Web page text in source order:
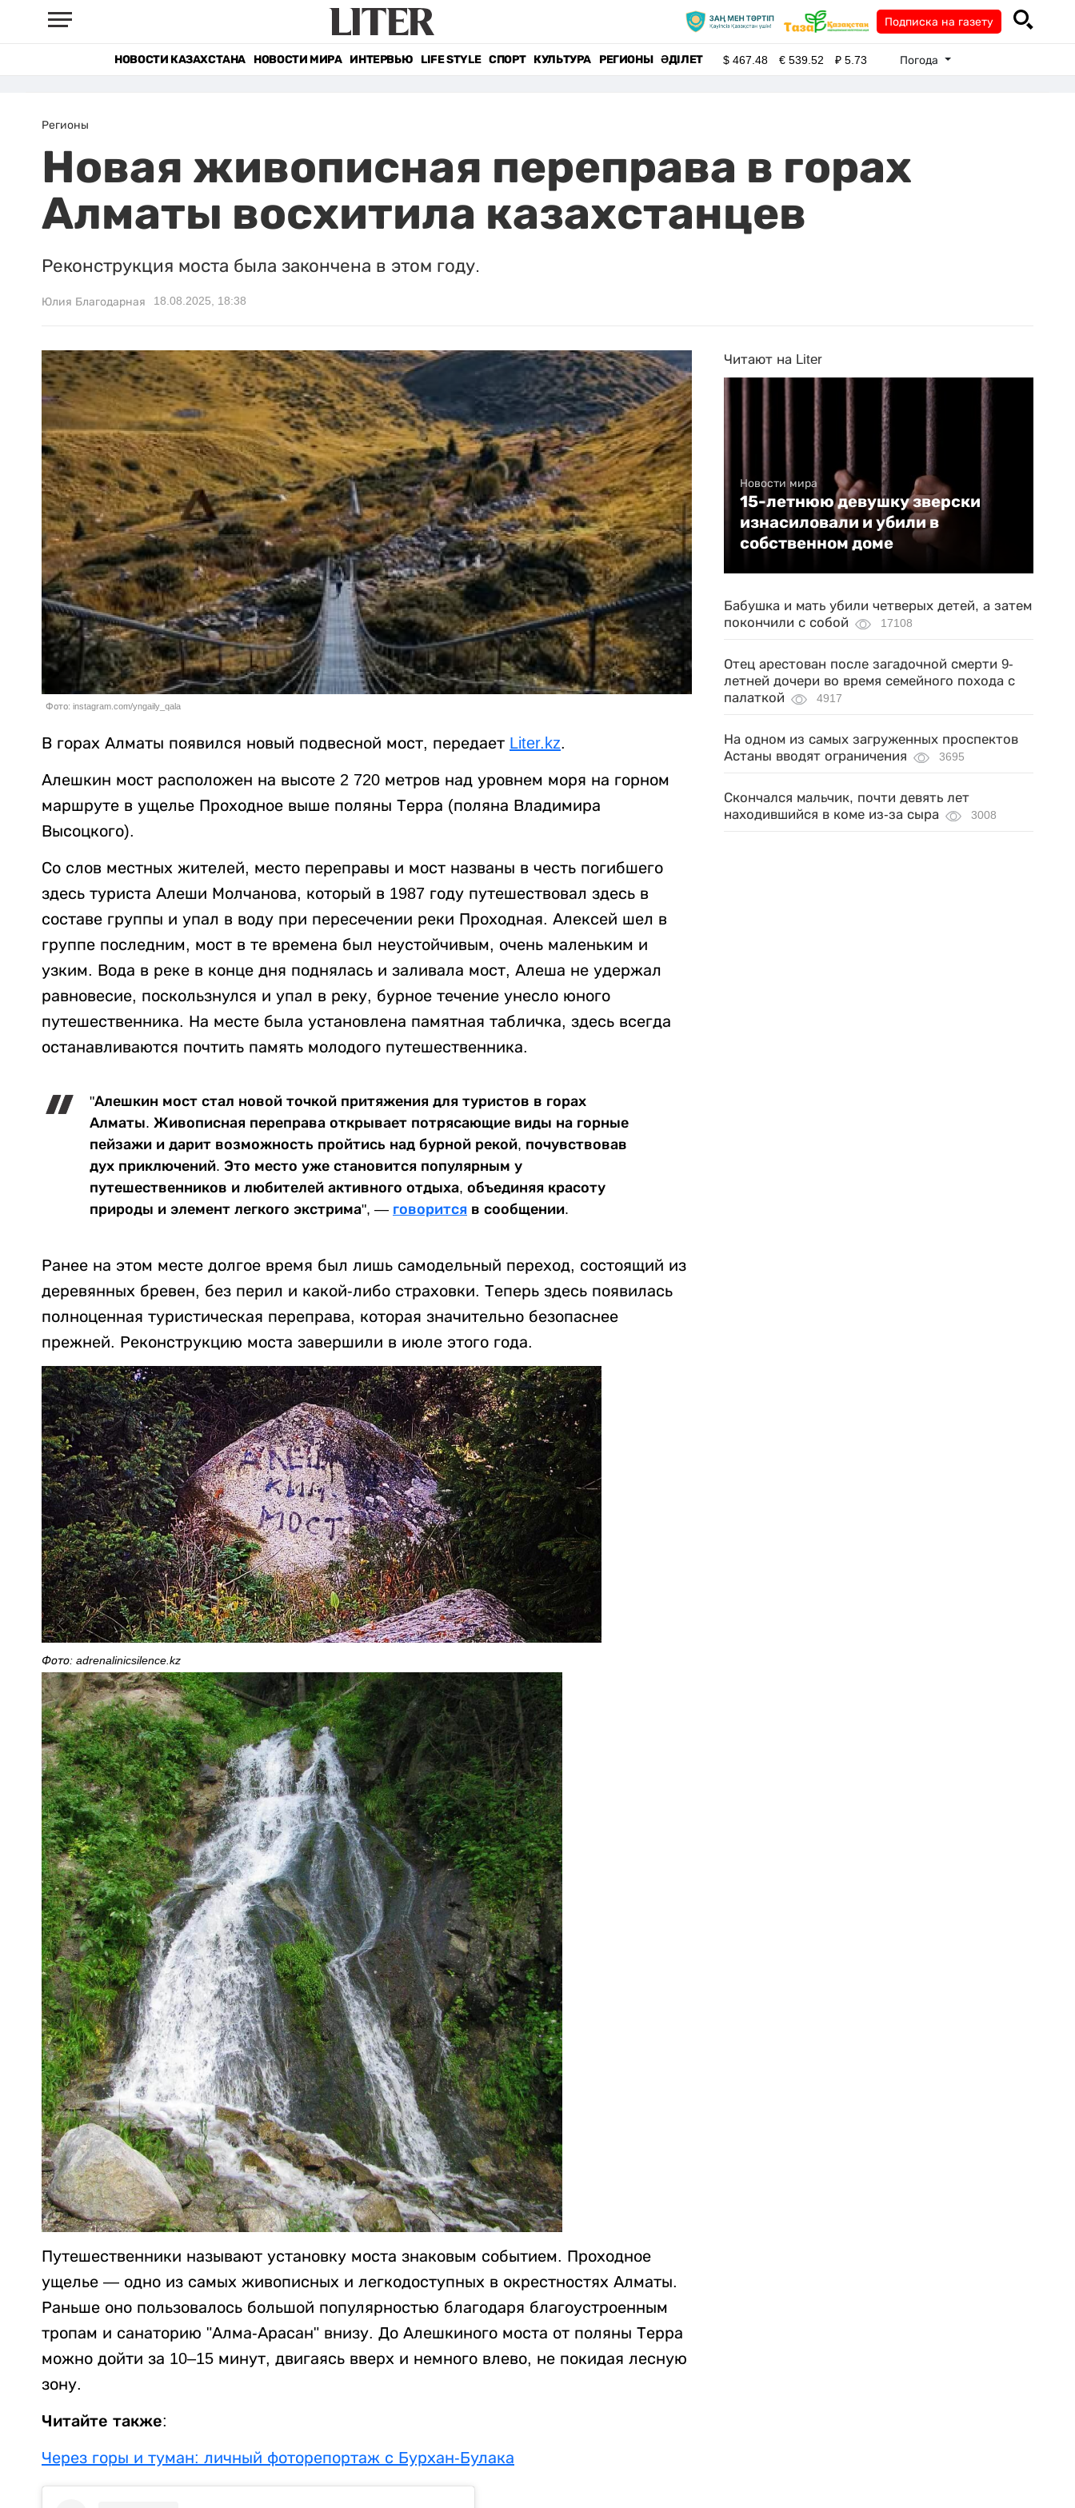
Подписка на газету
НОВОСТИ КАЗАХСТАНА НОВОСТИ МИРА ИНТЕРВЬЮ LIFE STYLE СПОРТ КУЛЬТУРА РЕГИОНЫ ӘДІЛЕТ $467.48 €539.52 ₽5.73 Погода
Регионы
Новая живописная переправа в горах
Алматы восхитила казахстанцев
Реконструкция моста была закончена в этом году.
Юлия Благодарная 18.08.2025, 18:38
Фото: instagram.com/yngaily_qala
В горах Алматы появился новый подвесной мост, передает Liter.kz.
Алешкин мост расположен на высоте 2 720 метров над уровнем моря на горном
маршруте в ущелье Проходное выше поляны Терра (поляна Владимира
Высоцкого).
Со слов местных жителей, место переправы и мост названы в честь погибшего
здесь туриста Алеши Молчанова, который в 1987 году путешествовал здесь в
составе группы и упал в воду при пересечении реки Проходная. Алексей шел в
группе последним, мост в те времена был неустойчивым, очень маленьким и
узким. Вода в реке в конце дня поднялась и заливала мост, Алеша не удержал
равновесие, поскользнулся и упал в реку, бурное течение унесло юного
путешественника. На месте была установлена памятная табличка, здесь всегда
останавливаются почтить память молодого путешественника.
"Алешкин мост стал новой точкой притяжения для туристов в горах
Алматы. Живописная переправа открывает потрясающие виды на горные
пейзажи и дарит возможность пройтись над бурной рекой, почувствовав
дух приключений. Это место уже становится популярным у
путешественников и любителей активного отдыха, объединяя красоту
природы и элемент легкого экстрима", — говорится в сообщении.
Ранее на этом месте долгое время был лишь самодельный переход, состоящий из
деревянных бревен, без перил и какой-либо страховки. Теперь здесь появилась
полноценная туристическая переправа, которая значительно безопаснее
прежней. Реконструкцию моста завершили в июле этого года.
Фото: adrenalinicsilence.kz
Путешественники называют установку моста знаковым событием. Проходное
ущелье — одно из самых живописных и легкодоступных в окрестностях Алматы.
Раньше оно пользовалось большой популярностью благодаря благоустроенным
тропам и санаторию "Алма-Арасан" внизу. До Алешкиного моста от поляны Терра
можно дойти за 10–15 минут, двигаясь вверх и немного влево, не покидая лесную
зону.
Читайте также:
Через горы и туман: личный фоторепортаж с Бурхан-Булака
Читают на Liter
Новости мира
15-летнюю девушку зверски
изнасиловали и убили в
собственном доме
Бабушка и мать убили четверых детей, а затем
покончили с собой
17108
Отец арестован после загадочной смерти 9-
летней дочери во время семейного похода с
палаткой
4917
На одном из самых загруженных проспектов
Астаны вводят ограничения
3695
Скончался мальчик, почти девять лет
находившийся в коме из-за сыра
3008